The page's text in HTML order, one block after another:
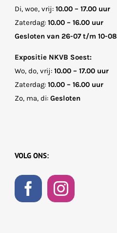
Di, woe, vrij: 10.00 – 17.00 uur
Zaterdag: 10.00 – 16.00 uur
Gesloten van 26-07 t/m 10-08
Expositie NKVB Soest:
Wo, do, vrij: 10.00 – 17.00 uur
Zaterdag: 10.00 – 16.00 uur
Zo, ma, di: Gesloten
VOLG ONS: